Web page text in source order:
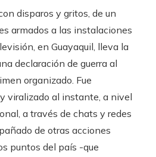
disparos y gritos, de un
armados a las instalaciones
en Guayaquil, lleva la
declaración de guerra al
organizado. Fue
viralizado al instante, a nivel
a través de chats y redes
de otras acciones
puntos del país -que